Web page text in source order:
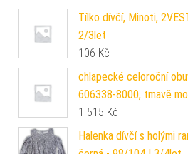
Tílko dívčí, Minoti,
2/3let
106 Kč
chlapecké celoroční
606338-8000, tmavě
1 515 Kč
Halenka dívčí s holými